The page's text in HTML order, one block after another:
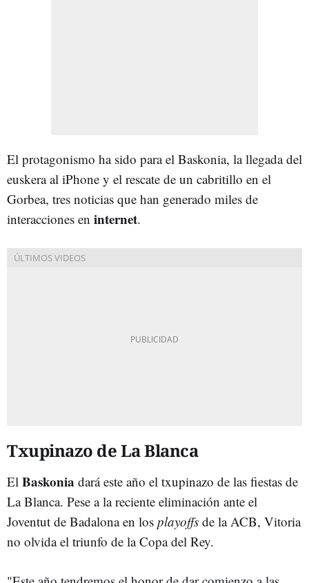
El protagonismo ha sido para el Baskonia, la llegada del
euskera al iPhone y el rescate de un cabritillo en el
Gorbea, tres noticias que han generado miles de
interacciones en internet.
Txupinazo de La Blanca
El Baskonia dará este año el txupinazo de las fiestas de
La Blanca. Pese a la reciente eliminación ante el
Joventut de Badalona en los playoffs de la ACB, Vitoria
no olvida el triunfo de la Copa del Rey.